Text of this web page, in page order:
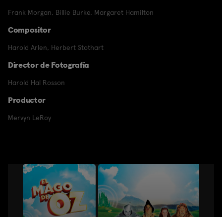
Frank Morgan, Billie Burke, Margaret Hamilton
Compositor
Harold Arlen, Herbert Stothart
Director de Fotografía
Harold Hal Rosson
Productor
Mervyn LeRoy